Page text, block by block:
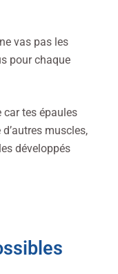
vas pas les
pour chaque
car tes épaules
muscles,
développés